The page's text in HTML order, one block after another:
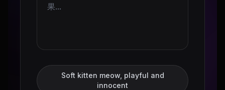
Soft kitten meow, playful and
innocent